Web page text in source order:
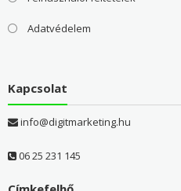
Adatvédelem
Kapcsolat
info@digitmarketing.hu
06 25 231 145